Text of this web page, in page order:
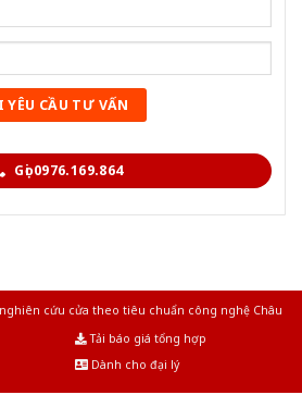
Gọi 0976.169.864
cứu cửa theo tiêu chuẩn công nghệ Châu
Tải báo giá tổng hợp
Dành cho đại lý